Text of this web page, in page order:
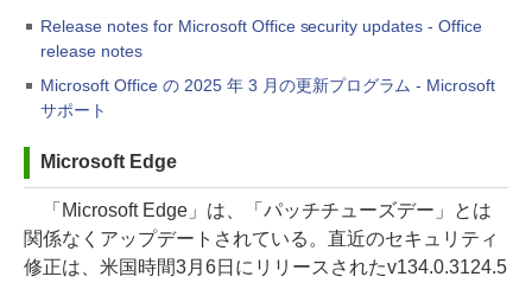
Release notes for Microsoft Office security updates - Office
release notes
Microsoft Office の 2025 年 3 月の更新プログラム - Microsoft
サポート
Microsoft Edge
「Microsoft Edge」は、「パッチチューズデー」とは
関係なくアップデートされている。直近のセキュリティ
修正は、米国時間3月6日にリリースされたv134.0.3124.5